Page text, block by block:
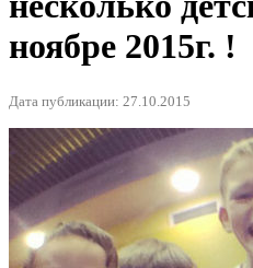
ноябре 2015г. !
Дата публикации: 27.10.2015